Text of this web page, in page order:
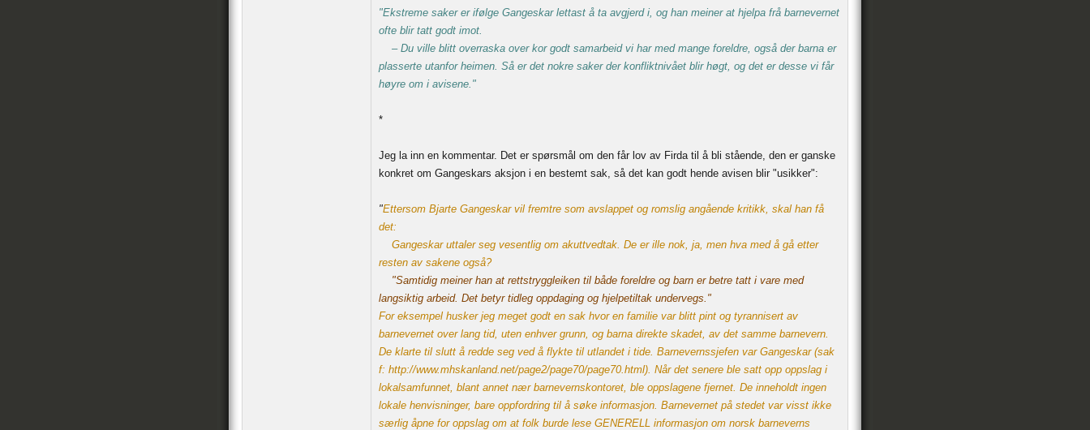
"Ekstreme saker er ifølge Gangeskar lettast å ta avgjerd i, og han meiner at hjelpa frå barnevernet
ofte blir tatt godt imot.
– Du ville blitt overraska over kor godt samarbeid vi har med mange foreldre, også der barna er
plasserte utanfor heimen. Så er det nokre saker der konfliktnivået blir høgt, og det er desse vi får
høyre om i avisene."
*
Jeg la inn en kommentar. Det er spørsmål om den får lov av Firda til å bli stående, den er ganske
konkret om Gangeskars aksjon i en bestemt sak, så det kan godt hende avisen blir "usikker":
"Ettersom Bjarte Gangeskar vil fremtre som avslappet og romslig angående kritikk, skal han få
det:
Gangeskar uttaler seg vesentlig om akuttvedtak. De er ille nok, ja, men hva med å gå etter
resten av sakene også?
"Samtidig meiner han at rettstryggleiken til både foreldre og barn er betre tatt i vare med
langsiktig arbeid. Det betyr tidleg oppdaging og hjelpetiltak undervegs."
For eksempel husker jeg meget godt en sak hvor en familie var blitt pint og tyrannisert av
barnevernet over lang tid, uten enhver grunn, og barna direkte skadet, av det samme barnevern.
De klarte til slutt å redde seg ved å flykte til utlandet i tide. Barnevernssjefen var Gangeskar (sak
f: http://www.mhskanland.net/page2/page70/page70.html). Når det senere ble satt opp oppslag i
lokalsamfunnet, blant annet nær barnevernskontoret, ble oppslagene fjernet. De inneholdt ingen
lokale henvisninger, bare oppfordring til å søke informasjon. Barnevernet på stedet var visst ikke
særlig åpne for oppslag om at folk burde lese GENERELL informasjon om norsk barneverns